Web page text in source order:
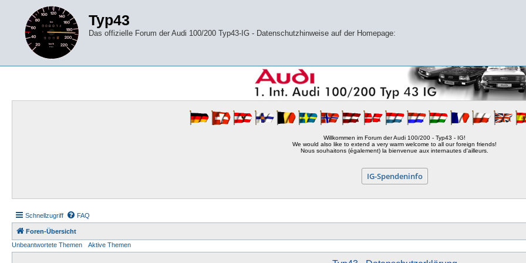
Typ43
Das offizielle Forum der Audi 100/200 Typ43-IG - Datenschutzhinweise auf der Homepage:
Willkommen im Forum der Audi 100/200 - Typ43 - IG!
We would also like to extend a very warm welcome to all our foreign friends!
Nous souhaitons (également) la bienvenue aux internautes d'ailleurs.
IG-Spendeninfo
Schnellzugriff FAQ
Foren-Übersicht
Unbeantwortete Themen
Aktive Themen